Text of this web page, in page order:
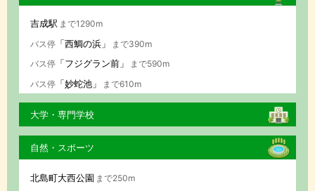
吉成駅 まで1290m
バス停「西鯛の浜」
まで390m
バス停「フジグラン前」
まで590m
バス停「妙蛇池」 まで610m
大学・専門学校
自然・スポーツ
北島町大西公園 まで250m